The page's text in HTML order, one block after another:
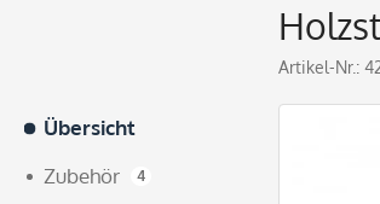
Artikel-Nr.:
Übersicht
Zubehör
4